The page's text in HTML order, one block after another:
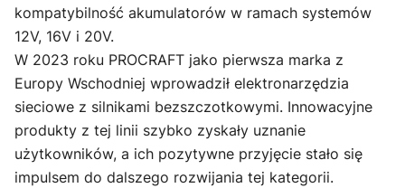
kompatybilność akumulatorów w ramach systemów
12V, 16V i 20V.
W 2023 roku PROCRAFT jako pierwsza marka z
Europy Wschodniej wprowadził elektronarzędzia
sieciowe z silnikami bezszczotkowymi. Innowacyjne
produkty z tej linii szybko zyskały uznanie
użytkowników, a ich pozytywne przyjęcie stało się
impulsem do dalszego rozwijania tej kategorii.